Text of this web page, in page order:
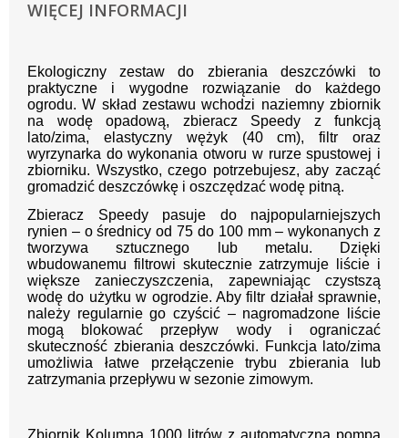
WIĘCEJ INFORMACJI
Ekologiczny zestaw do zbierania deszczówki to
praktyczne i wygodne rozwiązanie do każdego
ogrodu. W skład zestawu wchodzi naziemny zbiornik
na wodę opadową, zbieracz Speedy z funkcją
lato/zima, elastyczny wężyk (40 cm), filtr oraz
wyrzynarka do wykonania otworu w rurze spustowej i
zbiorniku. Wszystko, czego potrzebujesz, aby zacząć
gromadzić deszczówkę i oszczędzać wodę pitną.
Zbieracz Speedy pasuje do najpopularniejszych
rynien – o średnicy od 75 do 100 mm – wykonanych z
tworzywa sztucznego lub metalu. Dzięki
wbudowanemu filtrowi skutecznie zatrzymuje liście i
większe zanieczyszczenia, zapewniając czystszą
wodę do użytku w ogrodzie. Aby filtr działał sprawnie,
należy regularnie go czyścić – nagromadzone liście
mogą blokować przepływ wody i ograniczać
skuteczność zbierania deszczówki. Funkcja lato/zima
umożliwia łatwe przełączenie trybu zbierania lub
zatrzymania przepływu w sezonie zimowym.